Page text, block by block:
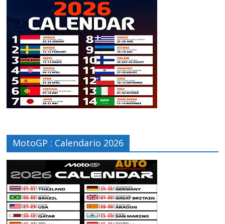
MotoGP : Calendario 2026